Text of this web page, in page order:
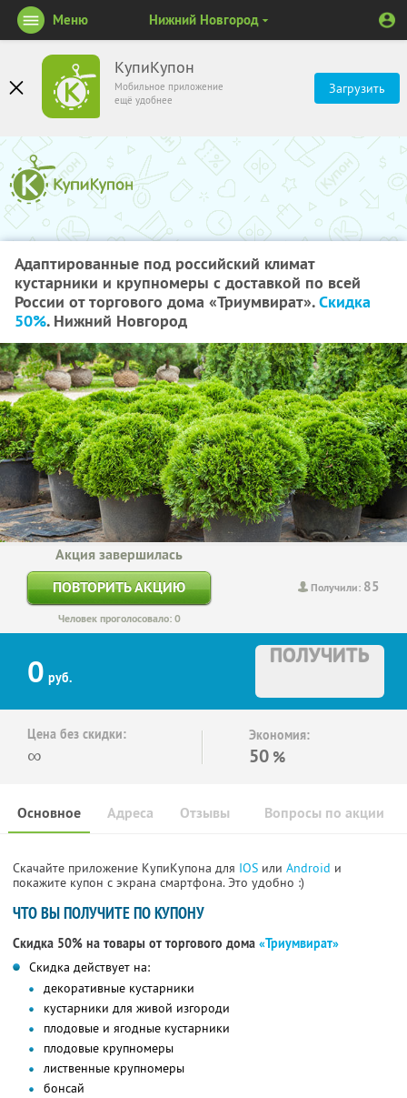
КупиКупон
Мобильное приложение
ещё удобнее
Загрузить
Меню Нижний Новгород
Адаптированные под российский климат
кустарники и крупномеры с доставкой по всей
России от торгового дома «Триумвират».Скидка
50%. Нижний Новгород
Получили: 85
Акция завершилась
ПОВТОРИТЬ АКЦИЮ
Человек проголосовало: 0
0 руб.
ПОЛУЧИТЬ
Цена без скидки:
∞
Экономия:
50 %
Основное Отзывы Вопросы по акции
Адреса
Скачайте приложение КупиКупона для IOS или Android и
покажите купон с экрана смартфона. Это удобно :)
ЧТО ВЫ ПОЛУЧИТЕ ПО КУПОНУ
Скидка 50% на товары от торгового дома «Триумвират»
Скидка действует на:
декоративные кустарники
кустарники для живой изгороди
плодовые и ягодные кустарники
плодовые крупномеры
лиственные крупномеры
бонсай